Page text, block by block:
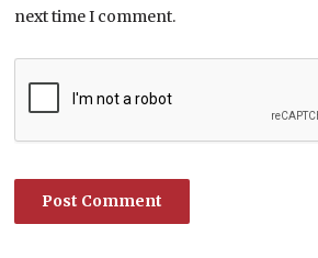
next time I comment.